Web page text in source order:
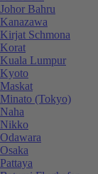
Johor Bahru
Kanazawa
Kirjat Schmona
Korat
Kuala Lumpur
Kyoto
Maskat
Minato (Tokyo)
Naha
Nikko
Odawara
Osaka
Pattaya